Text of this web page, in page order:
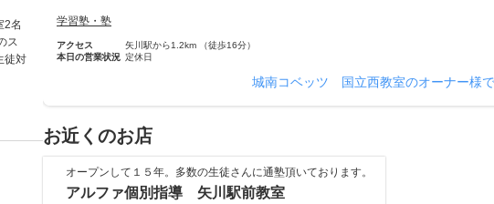
学習塾・塾
アクセス
矢川駅から1.2km （徒歩16分）
本日の営業状況 定休日
城南コベッツ 国立西教室のオーナー様
お近くのお店
オープンして１５年。多数の生徒さんに通塾頂いております。
アルファ個別指導 矢川駅前教室
2名
ス
徒対